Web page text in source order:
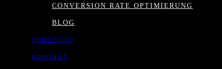
CONVERSION RATE OPTIMIERUNG
BLOG
PORTFOLIO
KONTAKT
ODER